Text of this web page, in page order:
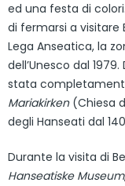
ed una festa di
di fermarsi a
Lega Anseatica, la
dell’Unesco dal
stata
Mariakirken(Chiesa
degli Hanseati dal
Durante la visita di
Hanseatiske Museum